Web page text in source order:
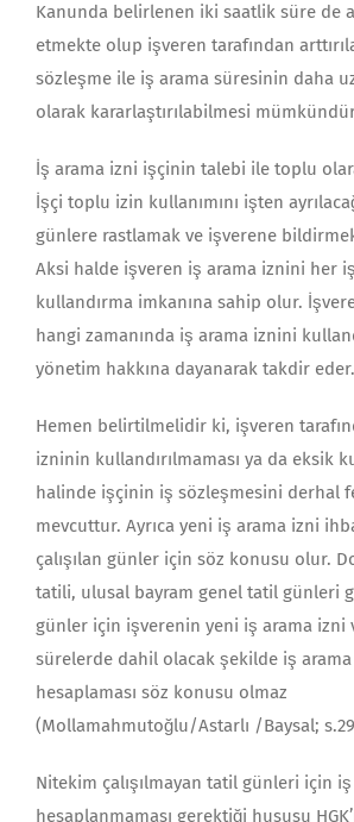
Kanunda belirlenen iki saatlik süre de
etmekte olup işveren tarafından
sözleşme ile iş arama süresinin daha
olarak kararlaştırılabilmesi
İş arama izni işçinin talebi ile toplu
İşçi toplu izin kullanımını işten
günlere rastlamak ve işverene
Aksi halde işveren iş arama iznini her
kullandırma imkanına sahip olur.
hangi zamanında iş arama iznini
yönetim hakkına dayanarak takdir eder.
Hemen belirtilmelidir ki, işveren
izninin kullandırılmaması ya da eksik
halinde işçinin iş sözleşmesini derhal
mevcuttur. Ayrıca yeni iş arama izni
çalışılan günler için söz konusu olur.
tatili, ulusal bayram genel tatil günleri
günler için işverenin yeni iş arama izni
sürelerde dahil olacak şekilde iş arama
hesaplaması söz konusu olmaz
(Mollamahmutoğlu/Astarlı /Baysal;
Nitekim çalışılmayan tatil günleri için
hesaplanmaması gerektiği hususu